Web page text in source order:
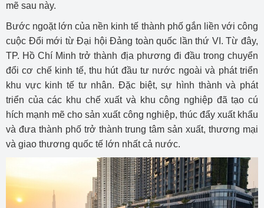
mẽ sau này.
Bước ngoặt lớn của nền kinh tế thành phố gắn liền với công
cuộc Đổi mới từ Đại hội Đảng toàn quốc lần thứ VI. Từ đây,
TP. Hồ Chí Minh trở thành địa phương đi đầu trong chuyển
đổi cơ chế kinh tế, thu hút đầu tư nước ngoài và phát triển
khu vực kinh tế tư nhân. Đặc biệt, sự hình thành và phát
triển của các khu chế xuất và khu công nghiệp đã tạo cú
hích mạnh mẽ cho sản xuất công nghiệp, thúc đẩy xuất khẩu
và đưa thành phố trở thành trung tâm sản xuất, thương mại
và giao thương quốc tế lớn nhất cả nước.